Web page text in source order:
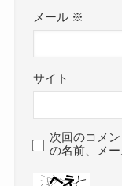
メール ※
サイト
次回のコメ
の名前、メ